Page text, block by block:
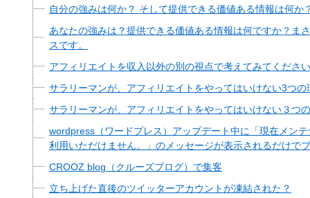
自分の強みは何か？ そして提供できる価値ある情報は何か
あなたの強みは？提供できる価値ある情報は何ですか？ま
スです。
アフィリエイトを収入以外の別の視点で考えてみてくださ
サラリーマンが、アフィリエイトをやってはいけない3つの
サラリーマンが、アフィリエイトをやってはいけない３つ
wordpress（ワードプレス）アップデート中に「現在メン
利用いただけません。」のメッセージが表示されるだけで
CROOZ blog（クルーズブログ）で集客
立ち上げた直後のツイッターアカウントが凍結された？